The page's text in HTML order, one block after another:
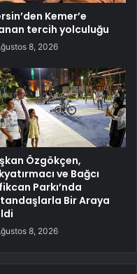
Kemer’e
tercih yolculuğu
8, 2026
Özgökçen,
ve Bağcı
Parkı’nda
Bir Araya
8, 2026